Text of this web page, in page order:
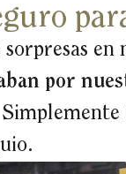
sorpresas
por